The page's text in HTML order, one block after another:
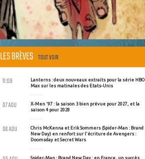
LES BRÈVES TOUT VOIR
Lanterns : deux nouveaux extraits pour la série HBO
Max sur les matinales des Etats-Unis
11:09
X-Men '97 : la saison 3 bien prévue pour 2027, et la
saison 4 pour 2028
07 AOU
Chris McKenna et Erik Sommers (Spider-Man : Brand
New Day) en renfort sur l'écriture de Avengers :
Doomsday et Secret Wars
06 AOU
Spider-Man : Brand New Day : en France, un succès